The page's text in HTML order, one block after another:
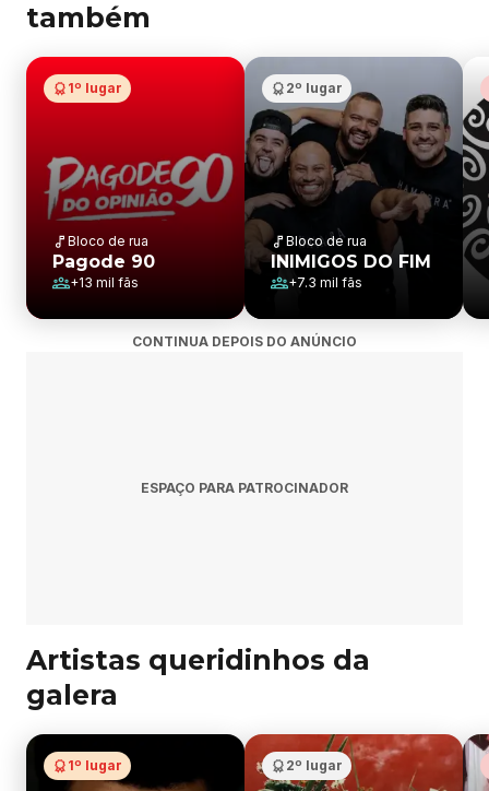
também
1º lugar
Bloco de rua
Pagode 90
+13 mil fãs
2º lugar
Bloco de rua
INIMIGOS DO FIM
+7.3 mil fãs
CONTINUA DEPOIS DO ANÚNCIO
ESPAÇO PARA PATROCINADOR
Artistas queridinhos da
galera
1º lugar 2º lugar